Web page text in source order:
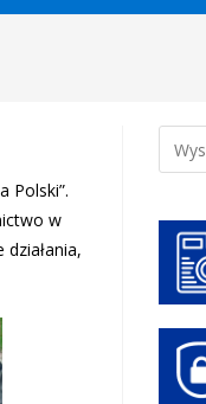
Polski”.
w